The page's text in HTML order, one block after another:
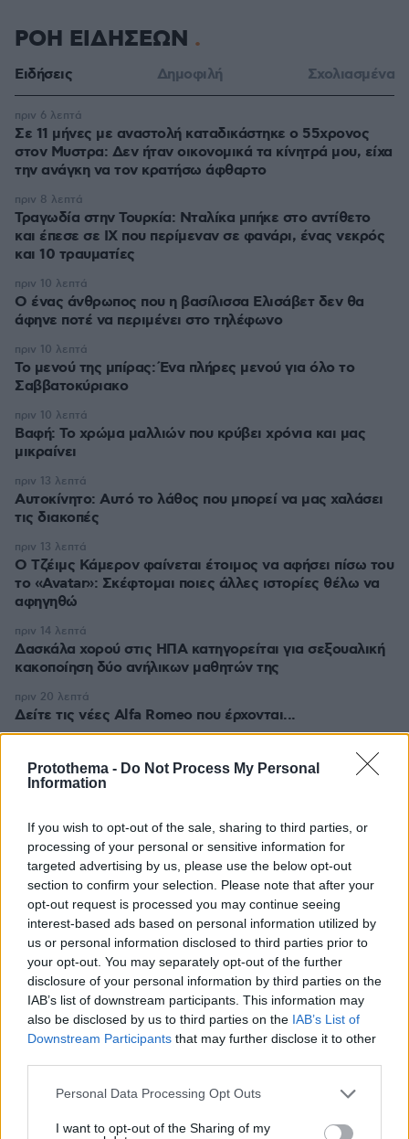
Protothema - Do Not Process My Personal
Information
If you wish to opt-out of the sale, sharing to third parties, or
processing of your personal or sensitive information for
targeted advertising by us, please use the below opt-out
section to confirm your selection. Please note that after your
opt-out request is processed you may continue seeing
interest-based ads based on personal information utilized by
us or personal information disclosed to third parties prior to
your opt-out. You may separately opt-out of the further
disclosure of your personal information by third parties on the
IAB’s list of downstream participants. This information may
also be disclosed by us to third parties on the IAB’s List of
Downstream Participants that may further disclose it to other
Please note that this website/app uses one or more Google
not limited to your visit or usage behaviour. You may click to
Personal Data Processing Opt Outs
I want to opt-out of the Sharing of my
ΡΟΗ ΕΙΔΗΣΕΩΝ
Ειδήσεις Δημοφιλή Σχολιασμένα
Σε 11 μήνες με αναστολή καταδικάστηκε ο 55χρονος
στον Μυστρα: Δεν ήταν οικονομικά τα κίνητρά μου, είχα
την ανάγκη να τον κρατήσω άφθαρτο
πριν 6 λεπτά
Τραγωδία στην Τουρκία: Νταλίκα μπήκε στο αντίθετο
και έπεσε σε ΙΧ που περίμεναν σε φανάρι, ένας νεκρός
και 10 τραυματίες
πριν 8 λεπτά
Ο ένας άνθρωπος που η βασίλισσα Ελισάβετ δεν θα
άφηνε ποτέ να περιμένει στο τηλέφωνο
πριν 10 λεπτά
Το μενού της μπίρας: Ένα πλήρες μενού για όλο το
Σαββατοκύριακο
πριν 10 λεπτά
Βαφή: Το χρώμα μαλλιών που κρύβει χρόνια και μας
μικραίνει
πριν 10 λεπτά
Αυτοκίνητο: Αυτό το λάθος που μπορεί να μας χαλάσει
τις διακοπές
πριν 13 λεπτά
Ο Τζέιμς Κάμερον φαίνεται έτοιμος να αφήσει πίσω του
το «Avatar»: Σκέφτομαι ποιες άλλες ιστορίες θέλω να
αφηγηθώ
πριν 13 λεπτά
Δασκάλα χορού στις ΗΠΑ κατηγορείται για σεξουαλική
κακοποίηση δύο ανήλικων μαθητών της
πριν 14 λεπτά
Δείτε τις νέες Alfa Romeo που έρχονται...
πριν 20 λεπτά
Τα κορίτσια θέλουν κι αυτά τσέπες: Η 8χρονη που τις
διεκδίκησε από μεγάλη αλυσίδα καταστημάτων
ΔΕΙΤΕ ΟΛΕΣ ΤΙΣ ΕΙΔΗΣΕΙΣ
ΤΑ ΠΙΟ ΔΗΜΟΦΙΛΗ